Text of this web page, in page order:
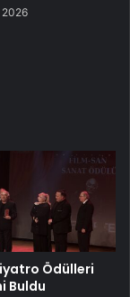
2026
Ödülleri
Buldu